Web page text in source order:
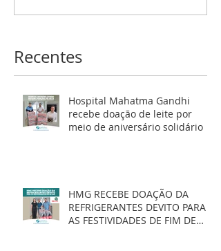
Recentes
Hospital Mahatma Gandhi
recebe doação de leite por
meio de aniversário solidário
HMG RECEBE DOAÇÃO DA
REFRIGERANTES DEVITO PARA
AS FESTIVIDADES DE FIM DE